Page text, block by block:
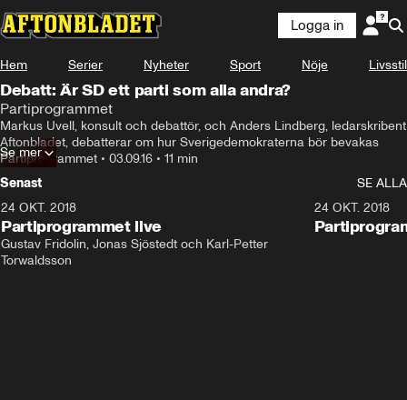
Logga in
Hem Serier Nyheter Sport Nöje Livsstil
Debatt: Är SD ett parti som alla andra?
Partiprogrammet
Markus Uvell, konsult och debattör, och Anders Lindberg, ledarskribent
Aftonbladet, debatterar om hur Sverigedemokraterna bör bevakas
Partiprogrammet • 03.09.16 • 11 min
Se mer
Senast
SE ALLA
24 OKT. 2018
Partiprogrammet live
Gustav Fridolin, Jonas Sjöstedt och Karl-Petter
Torwaldsson
24 OKT. 2018